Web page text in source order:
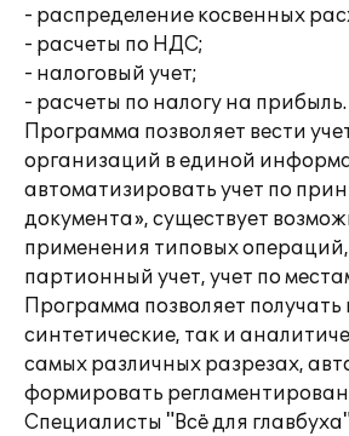
- распределение косвенных
- расчеты по НДС;
- налоговый учет;
- расчеты по налогу на прибыль.
Программа позволяет вести
организаций в единой
автоматизировать учет по
документа», существует
применения типовых
партионный учет, учет по
Программа позволяет получать
синтетические, так и
самых различных разрезах,
формировать
Специалисты "Всё для